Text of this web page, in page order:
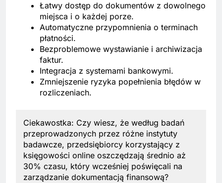
Łatwy dostęp do dokumentów z dowolnego
miejsca i o każdej porze.
Automatyczne przypomnienia o terminach
płatności.
Bezproblemowe wystawianie i archiwizacja
faktur.
Integracja z systemami bankowymi.
Zmniejszenie ryzyka popełnienia błędów w
rozliczeniach.
Ciekawostka: Czy wiesz, że według badań
przeprowadzonych przez różne instytuty
badawcze, przedsiębiorcy korzystający z
księgowości online oszczędzają średnio aż
30% czasu, który wcześniej poświęcali na
zarządzanie dokumentacją finansową?